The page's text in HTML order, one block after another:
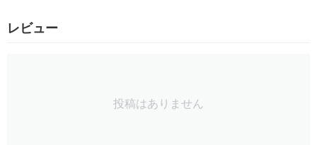
レビュー
投稿はありません